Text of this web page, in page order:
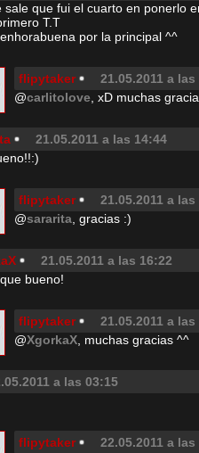
sale que fui el cuarto en ponerlo
T.T
por la principal ^^
flipytaker
21.05.2011 a las
@carlitolove , xD muchas
21.05.2011 a las 14:44
flipytaker
21.05.2011 a las
@sararita , gracias :)
21.05.2011 a las 16:22
bueno!
flipytaker
21.05.2011 a las
@XgorkaX , muchas gracias ^^
a las 03:15
flipytaker
22.05.2011 a las